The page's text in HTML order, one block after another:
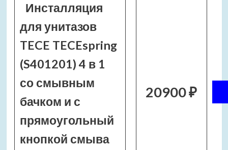
Инсталляция
для унитазов
TECE TECEspring
(S401201) 4 в 1
со смывным
бачком и с
прямоугольный
кнопкой смыва
20900 ₽